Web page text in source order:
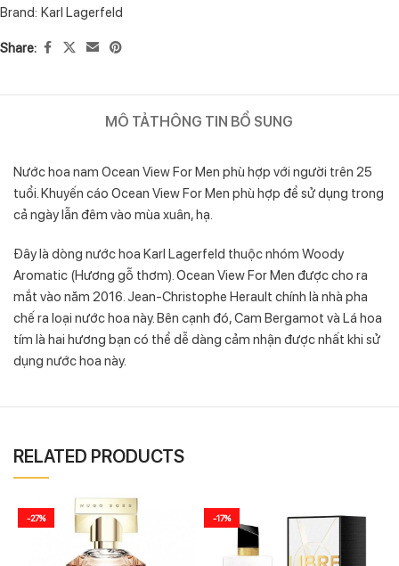
Brand: Karl Lagerfeld
Share:
MÔ TẢTHÔNG TIN BỔ SUNG
Nước hoa nam Ocean View For Men phù hợp với người trên 25
tuổi. Khuyến cáo Ocean View For Men phù hợp để sử dụng trong
cả ngày lẫn đêm vào mùa xuân, hạ.
Đây là dòng nước hoa Karl Lagerfeld thuộc nhóm Woody
Aromatic (Hương gỗ thơm). Ocean View For Men được cho ra
mắt vào năm 2016. Jean-Christophe Herault chính là nhà pha
chế ra loại nước hoa này. Bên cạnh đó, Cam Bergamot và Lá hoa
tím là hai hương bạn có thể dễ dàng cảm nhận được nhất khi sử
dụng nước hoa này.
RELATED PRODUCTS
-27% -17%